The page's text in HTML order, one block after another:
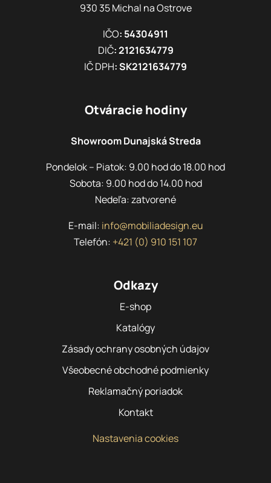
930 35 Michal na Ostrove
IČO: 54304911
DIČ: 2121634779
IČ DPH: SK2121634779
Otváracie hodiny
Showroom Dunajská Streda
Pondelok – Piatok: 9.00 hod do 18.00 hod
Sobota: 9.00 hod do 14.00 hod
Nedeľa: zatvorené
E-mail: info@mobiliadesign.eu
Telefón: +421 (0) 910 151 107
Odkazy
E-shop
Katalógy
Zásady ochrany osobných údajov
Všeobecné obchodné podmienky
Reklamačný poriadok
Kontakt
Nastavenia cookies